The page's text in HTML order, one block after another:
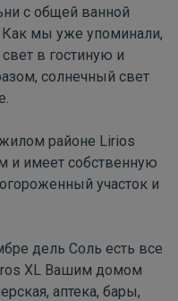
с общей ванной
Как мы уже упоминали,
в гостиную и
солнечный свет
районе Lirios
и имеет собственную
участок и
дель Соль есть все
XL Вашим домом
аптека, бары,